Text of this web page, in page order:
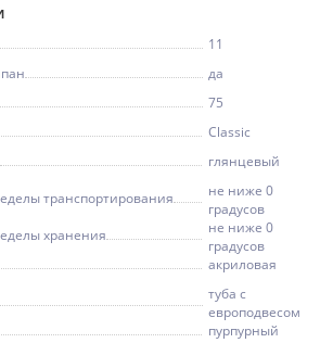
11
да
75
Classic
глянцевый
транспортирования
не ниже 0
градусов
хранения
не ниже 0
градусов
акриловая
туба с
европодвесом
пурпурный